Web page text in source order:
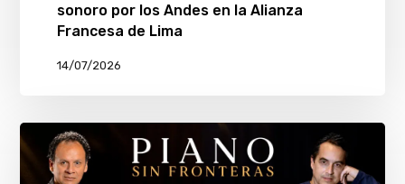
sonoro por los Andes en la Alianza
Francesa de Lima
14/07/2026